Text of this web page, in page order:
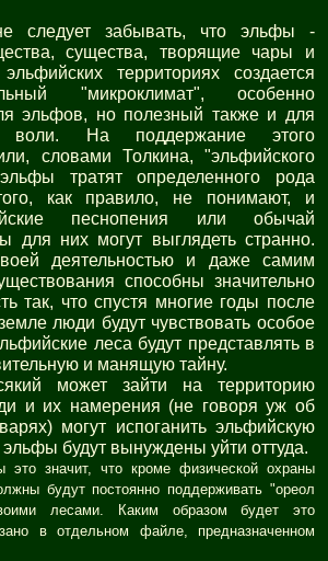
следует забывать, что эльфы -
существа, творящие чары и
территориях создается
"микроклимат", особенно
эльфов, но полезный также и для
воли. На поддержание этого
словами Толкина, "эльфийского
тратят определенного рода
как правило, не понимают, и
песнопения или обычай
для них могут выглядеть странно.
деятельностью и даже самим
способны значительно
так, что спустя многие годы после
люди будут чувствовать особое
леса будут представлять в
и манящую тайну.
может зайти на территорию
и их намерения (не говоря уж об
могут испоганить эльфийскую
эльфы будут вынуждены уйти оттуда.
это значит, что кроме физической охраны
будут постоянно поддерживать "ореол
лесами. Каким образом будет это
в отдельном файле, предназначенном